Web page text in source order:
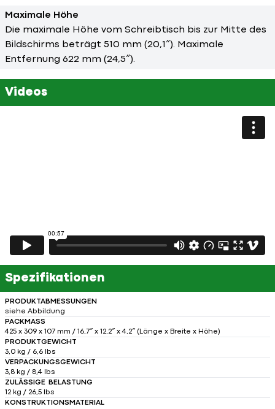
Maximale Höhe
Die maximale Höhe vom Schreibtisch bis zur Mitte des
Bildschirms beträgt 510 mm (20,1″). Maximale
Entfernung 622 mm (24,5″).
Videos
Spezifikationen
PRODUKTABMESSUNGEN
siehe Abbildung
PACKMASS
425 x 309 x 107 mm / 16,7″ x 12,2″ x 4,2″ (Länge x Breite x Höhe)
PRODUKTGEWICHT
3,0 kg / 6,6 lbs
VERPACKUNGSGEWICHT
3,8 kg / 8,4 lbs
ZULÄSSIGE BELASTUNG
12 kg / 26,5 lbs
KONSTRUKTIONSMATERIAL